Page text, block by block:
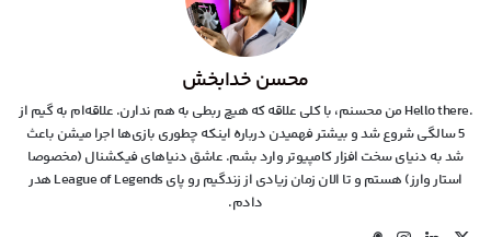
محسن خدابخش
.Hello there من محسنم، با کلی علاقه که هیچ ربطی به هم ندارن. علاقه‌ام به گیم از
5 سالگی شروع شد و بیشتر فهمیدن درباره اینکه چطوری بازی‌ها اجرا میشن باعث
شد به دنیای سخت افزار کامپیوتر وارد بشم. عاشق دنیاهای فیکشنال (مخصوصا
استار وارز) هستم و تا الان زمان زیادی از زندگیم رو پای League of Legends هدر
دادم.